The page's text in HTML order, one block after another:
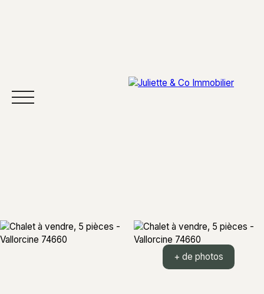
ACCUEIL ACHETER VENDRE SECTEURS À
+33 6 12 03 25 87
+ de photos